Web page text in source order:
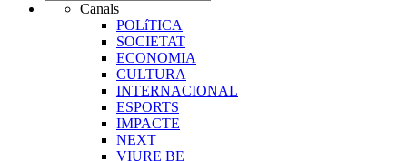
Canals
POLíTICA
SOCIETAT
ECONOMIA
CULTURA
INTERNACIONAL
ESPORTS
IMPACTE
NEXT
VIURE BE